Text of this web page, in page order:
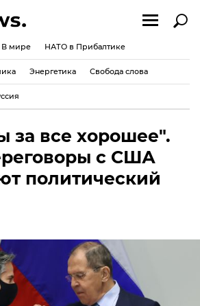
В мире НАТО в Прибалтике
Энергетика Свобода слова
за все хорошее".
с США
политический